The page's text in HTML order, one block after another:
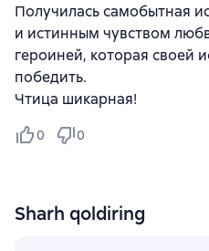
Получилась самобытная
и истинным чувством
героиней, которая своей
победить.
Чтица шикарная!
0 0
Sharh qoldiring